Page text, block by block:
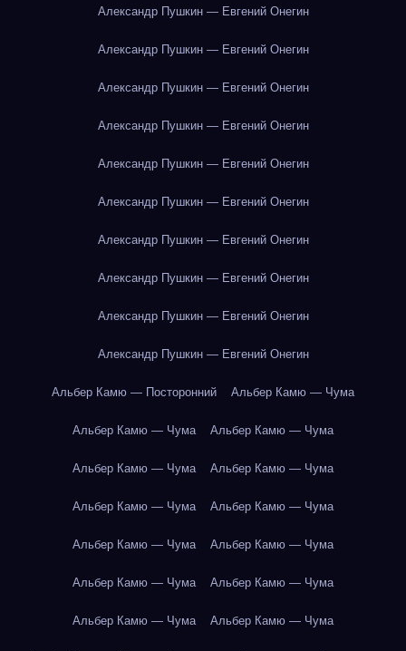
Александр Пушкин — Евгений Онегин
Александр Пушкин — Евгений Онегин
Александр Пушкин — Евгений Онегин
Александр Пушкин — Евгений Онегин
Александр Пушкин — Евгений Онегин
Александр Пушкин — Евгений Онегин
Александр Пушкин — Евгений Онегин
Александр Пушкин — Евгений Онегин
Александр Пушкин — Евгений Онегин
Александр Пушкин — Евгений Онегин
Альбер Камю — Посторонний Альбер Камю — Чума
Альбер Камю — Чума Альбер Камю — Чума
Альбер Камю — Чума Альбер Камю — Чума
Альбер Камю — Чума Альбер Камю — Чума
Альбер Камю — Чума Альбер Камю — Чума
Альбер Камю — Чума Альбер Камю — Чума
Альбер Камю — Чума Альбер Камю — Чума